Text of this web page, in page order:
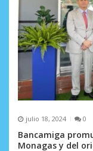
julio 18, 2024 0
Bancamiga
Monagas y del